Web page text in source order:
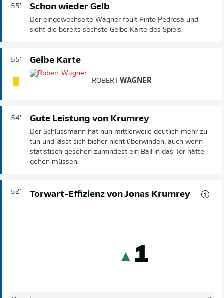
55' Schon wieder Gelb
Der eingewechselte Wagner foult Pinto Pedrosa und
sieht die bereits sechste Gelbe Karte des Spiels.
55' Gelbe Karte
ROBERT WAGNER
54' Gute Leistung von Krumrey
Der Schlussmann hat nun mittlerweile deutlich mehr zu
tun und lässt sich bisher nicht überwinden, auch wenn
statistisch gesehen zumindest ein Ball in das Tor hätte
gehen müssen.
52' Torwart-Effizienz von Jonas Krumrey
1